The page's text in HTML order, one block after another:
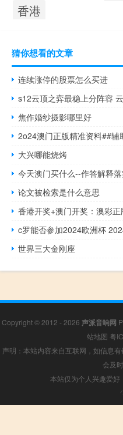
香港
猜你想看的文章
连续涨停的股票怎么买进
s12云顶之弈最稳上分阵容
焦作婚纱摄影哪里好
2o24澳门正版精准资料##
大兴哪能烧烤
今天澳门买什么--作答解释
论文被检索是什么意思
c罗能否参加2024欧洲杯
世界三大金刚座
Copyright © 2012 - 2026 声派音响网
站地图 粤
声明：本站内容来自互联网，如信息
会及
本站仅为个人兴趣爱好